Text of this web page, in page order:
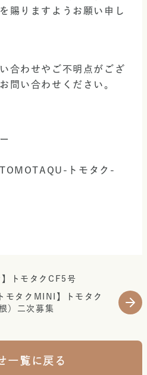
賜りますようお願い申し
合わせやご不明点がござ
問い合わせください。
トモタク-
】トモタクCF5号
モタクMINI】トモタク
）二次募集
一覧に戻る